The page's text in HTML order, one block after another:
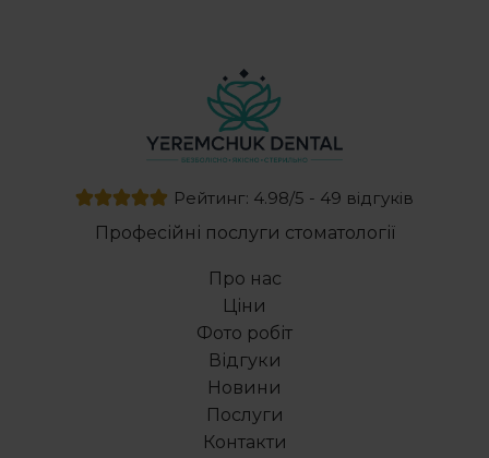
Лікування пародонтозу клініки
Ультразвукова чистка зубів
Видалення зуба під наркозом
Лікування зубів під мікроскопом Івано Франківськ
Комплексне лікування відкритого прикусу
Хірургічне виправлення прикусу ціна
Вартість зубного імплантату
Рейтинг: 4.98/5 - 49 відгуків
Професійні послуги стоматології
Про нас
Ціни
Фото робіт
Відгуки
Новини
Послуги
Контакти